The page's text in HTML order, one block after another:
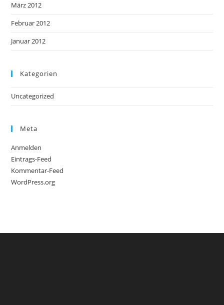
März 2012
Februar 2012
Januar 2012
Kategorien
Uncategorized
Meta
Anmelden
Eintrags-Feed
Kommentar-Feed
WordPress.org